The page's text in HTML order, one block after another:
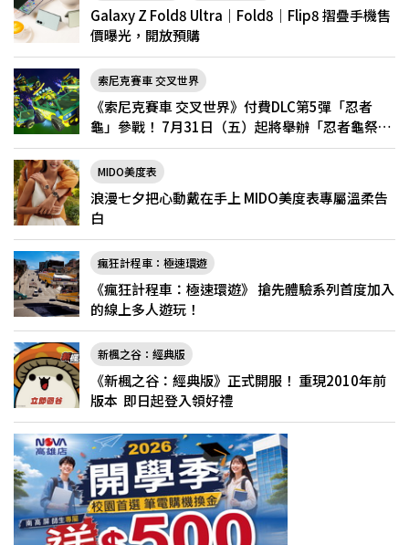
Galaxy Z Fold8 Ultra｜Fold8｜Flip8 摺疊手機售
價曝光，開放預購
索尼克賽車 交叉世界
《索尼克賽車 交叉世界》付費DLC第5彈「忍者
龜」參戰！ 7月31日（五）起將舉辦「忍者龜祭
典」
MIDO美度表
浪漫七夕把心動戴在手上 MIDO美度表專屬溫柔告
白
瘋狂計程車：極速環遊
《瘋狂計程車：極速環遊》 搶先體驗系列首度加入
的線上多人遊玩！
新楓之谷：經典版
《新楓之谷：經典版》正式開服！ 重現2010年前
版本 即日起登入領好禮